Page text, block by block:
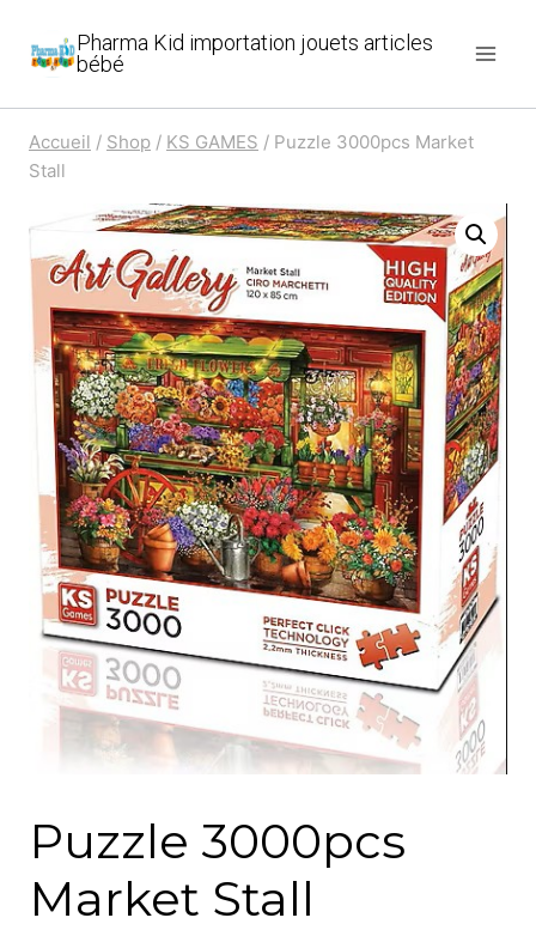
Pharma Kid importation jouets articles
bébé
Accueil / Shop / KS GAMES / Puzzle 3000pcs Market
Stall
Puzzle 3000pcs
Market Stall